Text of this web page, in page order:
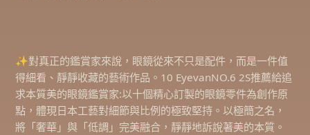
✨對真正的鑑賞家來說，眼鏡從來不只是配件，而是一件值
得細看、靜靜收藏的藝術作品。10 EyevanNO.6 2S推薦給追
求本質美的眼鏡鑑賞家:以十個精心訂製的眼鏡零件為創作原
點，體現日本工藝對細節與比例的極致堅持。以極簡之名，
將「奢華」與「低調」完美融合，靜靜地訴說著美的本質。